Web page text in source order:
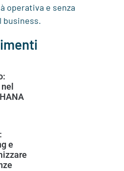
operativa e senza
e